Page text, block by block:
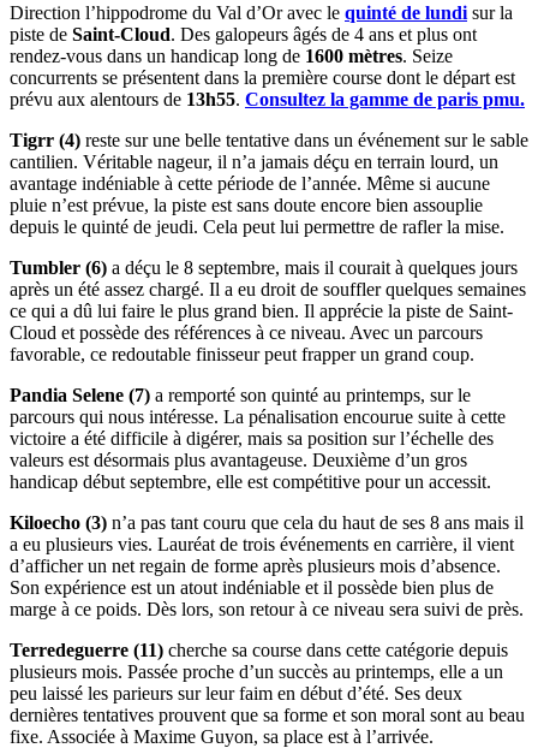
Direction l’hippodrome du Val d’Or avec le quinté de lundi sur la
piste de Saint-Cloud. Des galopeurs âgés de 4 ans et plus ont
rendez-vous dans un handicap long de 1600 mètres. Seize
concurrents se présentent dans la première course dont le départ est
prévu aux alentours de 13h55. Consultez la gamme de paris pmu.
Tigrr (4) reste sur une belle tentative dans un événement sur le sable
cantilien. Véritable nageur, il n’a jamais déçu en terrain lourd, un
avantage indéniable à cette période de l’année. Même si aucune
pluie n’est prévue, la piste est sans doute encore bien assouplie
depuis le quinté de jeudi. Cela peut lui permettre de rafler la mise.
Tumbler (6) a déçu le 8 septembre, mais il courait à quelques jours
après un été assez chargé. Il a eu droit de souffler quelques semaines
ce qui a dû lui faire le plus grand bien. Il apprécie la piste de Saint-
Cloud et possède des références à ce niveau. Avec un parcours
favorable, ce redoutable finisseur peut frapper un grand coup.
Pandia Selene (7) a remporté son quinté au printemps, sur le
parcours qui nous intéresse. La pénalisation encourue suite à cette
victoire a été difficile à digérer, mais sa position sur l’échelle des
valeurs est désormais plus avantageuse. Deuxième d’un gros
handicap début septembre, elle est compétitive pour un accessit.
Kiloecho (3) n’a pas tant couru que cela du haut de ses 8 ans mais il
a eu plusieurs vies. Lauréat de trois événements en carrière, il vient
d’afficher un net regain de forme après plusieurs mois d’absence.
Son expérience est un atout indéniable et il possède bien plus de
marge à ce poids. Dès lors, son retour à ce niveau sera suivi de près.
Terredeguerre (11) cherche sa course dans cette catégorie depuis
plusieurs mois. Passée proche d’un succès au printemps, elle a un
peu laissé les parieurs sur leur faim en début d’été. Ses deux
dernières tentatives prouvent que sa forme et son moral sont au beau
fixe. Associée à Maxime Guyon, sa place est à l’arrivée.